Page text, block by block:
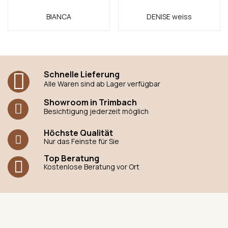
BIANCA DENISE weiss
Schnelle Lieferung
Alle Waren sind ab Lager verfügbar
Showroom in Trimbach
Besichtigung jederzeit möglich
Höchste Qualität
Nur das Feinste für Sie
Top Beratung
Kostenlose Beratung vor Ort